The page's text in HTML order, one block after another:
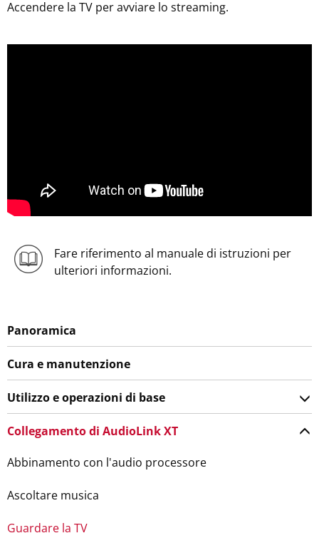
Accendere la TV per avviare lo streaming.
Fare riferimento al manuale di istruzioni per
ulteriori informazioni.
Panoramica
Cura e manutenzione
Utilizzo e operazioni di base
Collegamento di AudioLink XT
Abbinamento con l'audio processore
Ascoltare musica
Guardare la TV